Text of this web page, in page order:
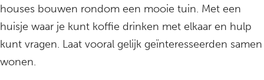
houses bouwen rondom een mooie tuin. Met een
huisje waar je kunt koffie drinken met elkaar en hulp
kunt vragen. Laat vooral gelijk geïnteresseerden samen
wonen.